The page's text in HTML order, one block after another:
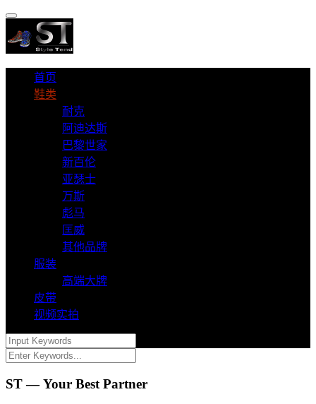
首页
鞋类
耐克
阿迪达斯
巴黎世家
新百伦
亚瑟士
万斯
彪马
匡威
其他品牌
服装
高端大牌
皮带
视频实拍
ST — Your Best Partner